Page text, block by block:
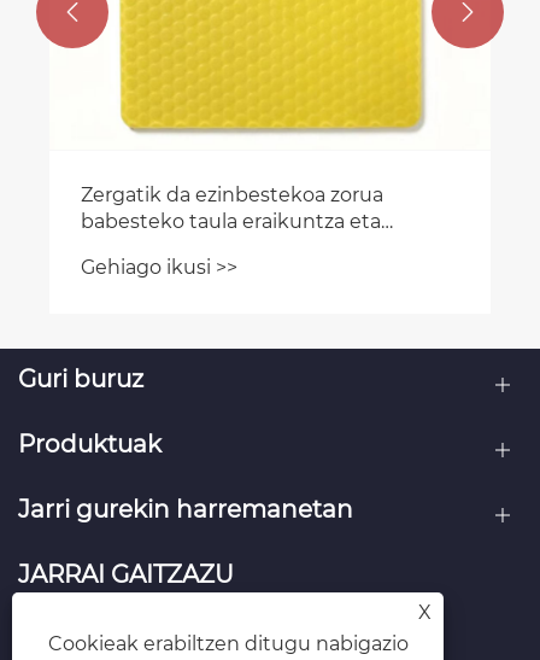
 
Guri buruz
Produktuak
Jarri gurekin harremanetan
JARRAI GAITZAZU
X
Cookieak erabiltzen ditugu nabigazio